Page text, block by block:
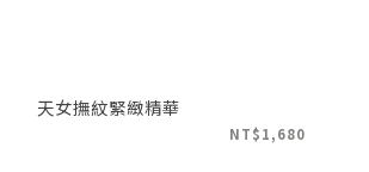
天女撫紋緊緻精華
NT$1,680